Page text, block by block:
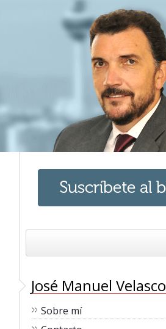
José Manuel Velasco
Sobre mí